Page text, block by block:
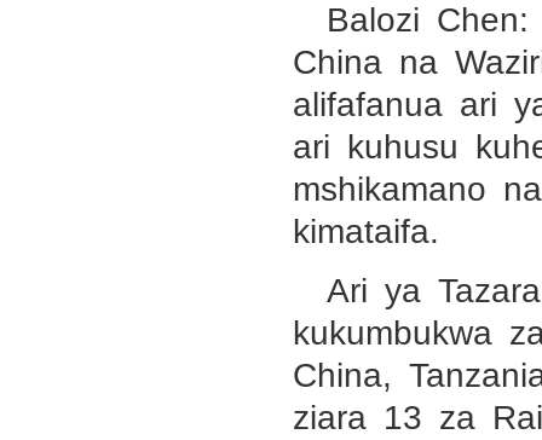
Balozi
China na
alifafanua ari
ari kuhusu
mshikamano
kimataifa.
Ari ya
kukumbukwa
China,
ziara 13 za